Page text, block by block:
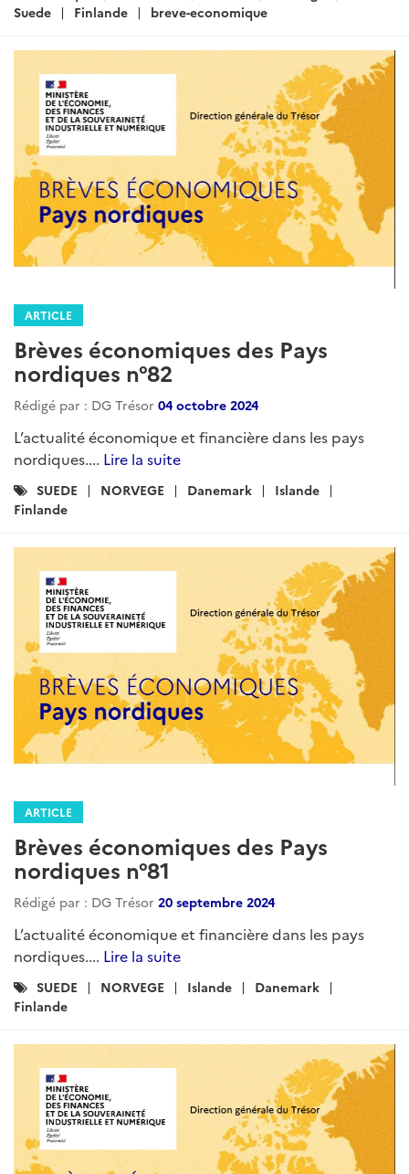
:
Suede
Finlande breve-economique
ARTICLE
Brèves économiques des Pays
nordiques n°82
Rédigé par : DG Trésor 04 octobre 2024
L’actualité économique et financière dans les pays
nordiques.... Lire la suite
Catégories
:
SUEDE NORVEGE Danemark
Islande
Finlande
ARTICLE
Brèves économiques des Pays
nordiques n°81
Rédigé par : DG Trésor 20 septembre 2024
L’actualité économique et financière dans les pays
nordiques.... Lire la suite
Catégories
:
SUEDE NORVEGE Islande
Danemark
Finlande